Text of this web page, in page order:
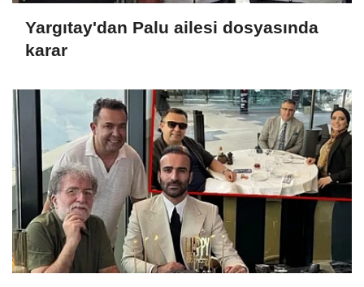
Yargıtay'dan Palu ailesi dosyasında
karar